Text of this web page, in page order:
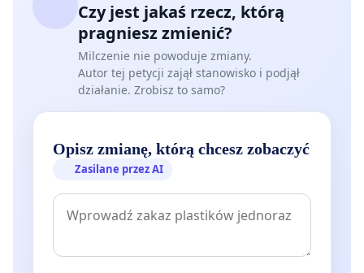
Czy jest jakaś rzecz, którą
pragniesz zmienić?
Milczenie nie powoduje zmiany.
Autor tej petycji zajął stanowisko i podjął
działanie. Zrobisz to samo?
Opisz zmianę, którą chcesz zobaczyć
Zasilane przez AI